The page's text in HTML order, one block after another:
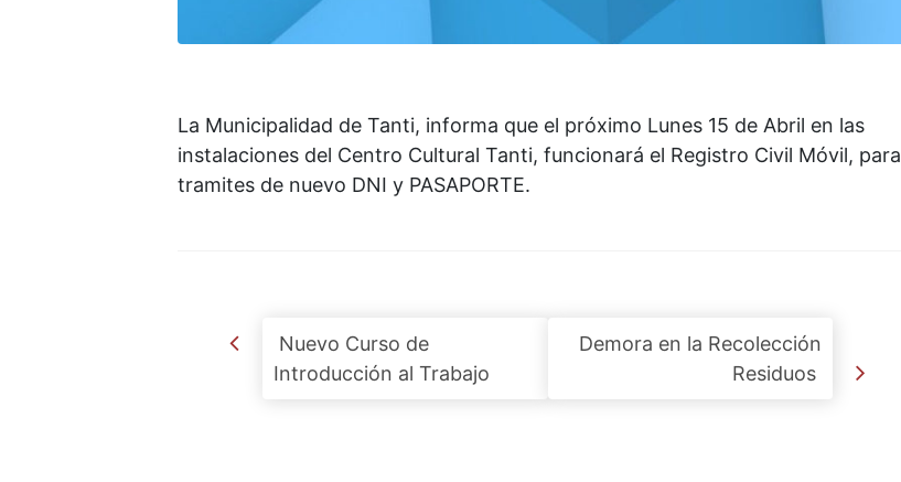
La Municipalidad de Tanti, informa que el próximo Lunes 15 de Abril en las
instalaciones del Centro Cultural Tanti, funcionará el Registro Civil Móvil, para
tramites de nuevo DNI y PASAPORTE.
Post navigation
Nuevo Curso de
Introducción al Trabajo
Demora en la Recolección
Residuos